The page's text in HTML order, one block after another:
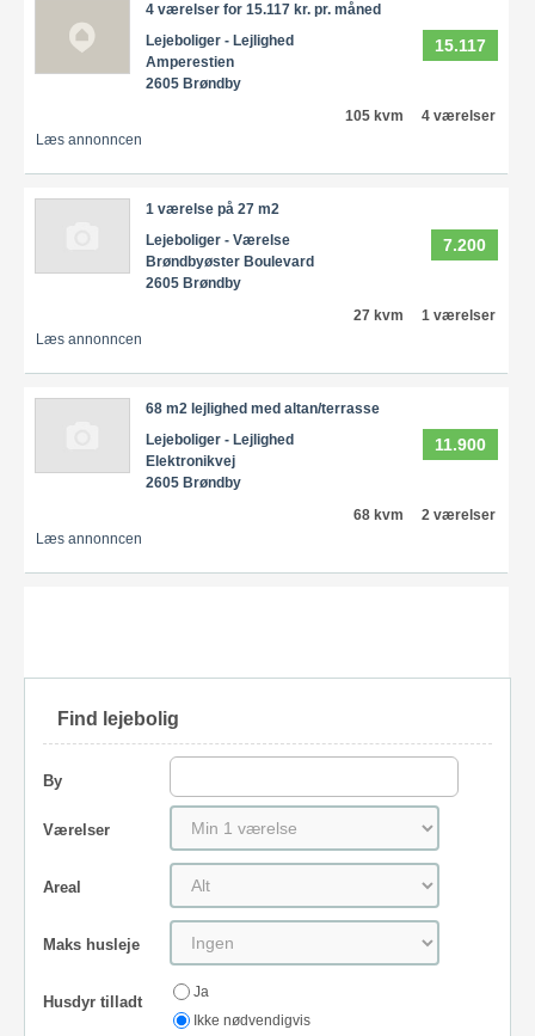
4 værelser for 15.117 kr. pr. måned
15.117
Lejeboliger - Lejlighed
Amperestien
2605 Brøndby
105 kvm
4 værelser
Læs annonncen
1 værelse på 27 m2
7.200
Lejeboliger - Værelse
Brøndbyøster Boulevard
2605 Brøndby
27 kvm
1 værelser
Læs annonncen
68 m2 lejlighed med altan/terrasse
11.900
Lejeboliger - Lejlighed
Elektronikvej
2605 Brøndby
68 kvm
2 værelser
Læs annonncen
Find lejebolig
By
Værelser
Areal
Maks husleje
Husdyr tilladt
Ja
Ikke nødvendigvis